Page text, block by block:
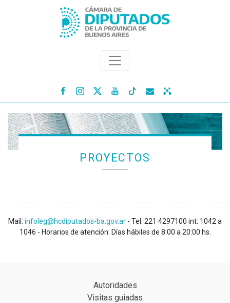
   
PROYECTOS
Mail: infoleg@hcdiputados-ba.gov.ar - Tel: 221 4297100 int: 1042 a
1046 - Horarios de atención: Días hábiles de 8:00 a 20:00 hs.
Autoridades
Visitas guiadas